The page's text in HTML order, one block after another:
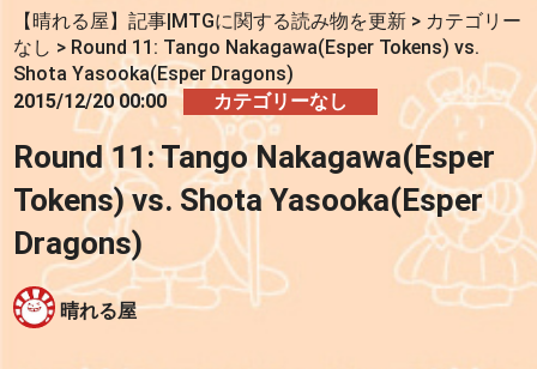
【晴れる屋】記事|MTGに関する読み物を更新 > カテゴリー
なし > Round 11: Tango Nakagawa(Esper Tokens) vs.
Shota Yasooka(Esper Dragons)
2015/12/20 00:00
カテゴリーなし
Round 11: Tango Nakagawa(Esper
Tokens) vs. Shota Yasooka(Esper
Dragons)
晴れる屋